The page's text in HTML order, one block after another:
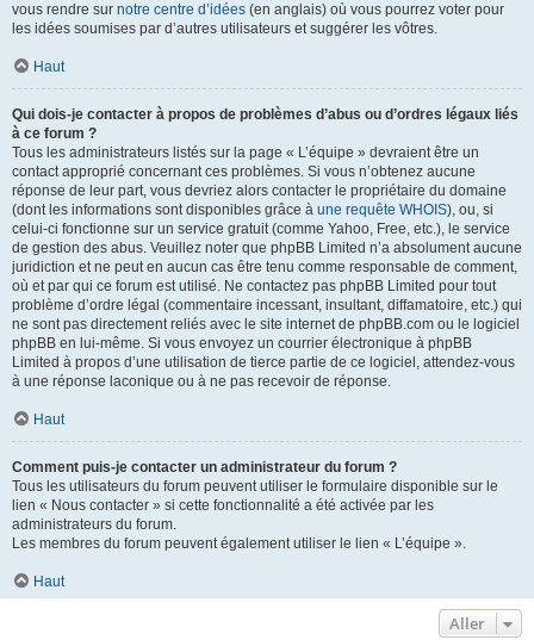
vous rendre sur notre centre d’idées (en anglais) où vous pourrez voter pour
les idées soumises par d’autres utilisateurs et suggérer les vôtres.
Haut
Qui dois-je contacter à propos de problèmes d’abus ou d’ordres légaux liés
à ce forum ?
Tous les administrateurs listés sur la page « L’équipe » devraient être un
contact approprié concernant ces problèmes. Si vous n’obtenez aucune
réponse de leur part, vous devriez alors contacter le propriétaire du domaine
(dont les informations sont disponibles grâce à une requête WHOIS), ou, si
celui-ci fonctionne sur un service gratuit (comme Yahoo, Free, etc.), le service
de gestion des abus. Veuillez noter que phpBB Limited n’a absolument aucune
juridiction et ne peut en aucun cas être tenu comme responsable de comment,
où et par qui ce forum est utilisé. Ne contactez pas phpBB Limited pour tout
problème d’ordre légal (commentaire incessant, insultant, diffamatoire, etc.) qui
ne sont pas directement reliés avec le site internet de phpBB.com ou le logiciel
phpBB en lui-même. Si vous envoyez un courrier électronique à phpBB
Limited à propos d’une utilisation de tierce partie de ce logiciel, attendez-vous
à une réponse laconique ou à ne pas recevoir de réponse.
Haut
Comment puis-je contacter un administrateur du forum ?
Tous les utilisateurs du forum peuvent utiliser le formulaire disponible sur le
lien « Nous contacter » si cette fonctionnalité a été activée par les
administrateurs du forum.
Les membres du forum peuvent également utiliser le lien « L’équipe ».
Haut
Aller